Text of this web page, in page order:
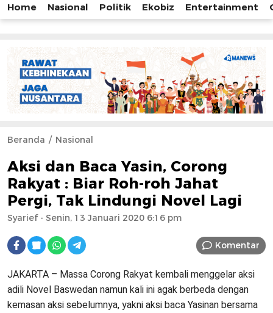
Home Nasional Politik Ekobiz Entertainment
Beranda Nasional
Aksi dan Baca Yasin, Corong
Rakyat : Biar Roh-roh Jahat
Pergi, Tak Lindungi Novel Lagi
Syarief- Senin, 13 Januari 2020 6:16 pm
Komentar
JAKARTA – Massa Corong Rakyat kembali menggelar aksi
adili Novel Baswedan namun kali ini agak berbeda dengan
kemasan aksi sebelumnya, yakni aksi baca Yasinan bersama